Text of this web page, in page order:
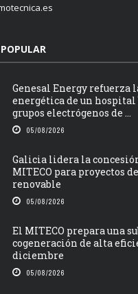
POPULAR
Genesal Energy refuerza
energética de un
grupos electrógenos de ...
05/08/2026
Galicia lidera la
MITECO para proyectos
renovable
05/08/2026
El MITECO prepara una
cogeneración de alta
diciembre
05/08/2026